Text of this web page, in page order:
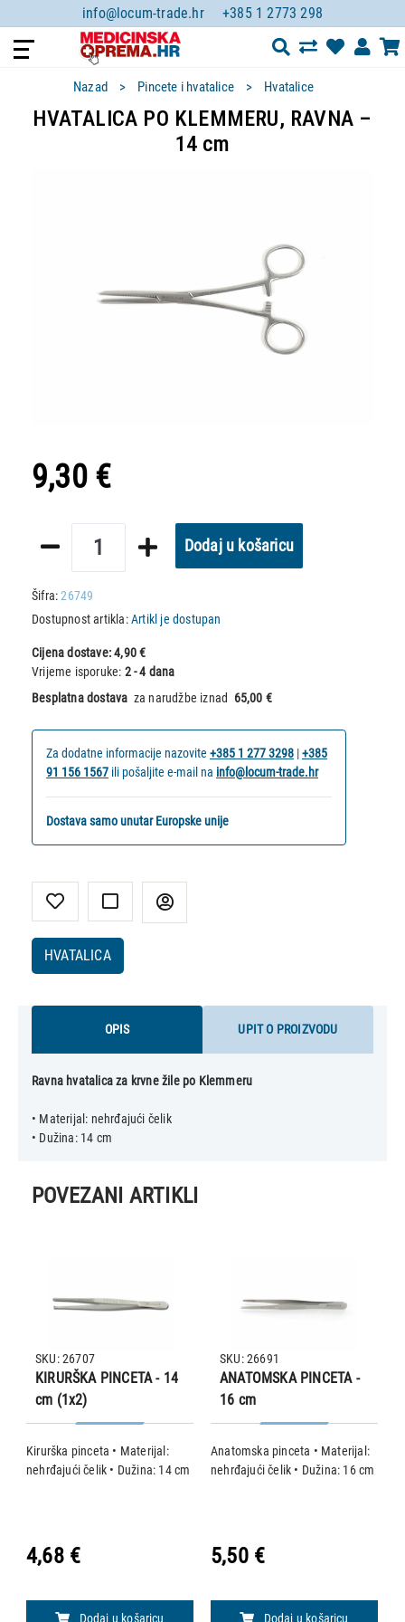
info@locum-trade.hr +385 1 2773 298
Nazad Pincete i hvatalice Hvatalice
HVATALICA PO KLEMMERU, RAVNA –
14 cm
9,30 €
Dodaj u košaricu
Šifra:26749
Dostupnost artikla:Artikl je dostupan
Cijena dostave:4,90 €
Vrijeme isporuke: 2 - 4 dana
Besplatna dostava za narudžbe iznad 65,00 €
Za dodatne informacije nazovite +385 1 277 3298 |+385
91 156 1567 ili pošaljite e-mail na info@locum-trade.hr
Dostava samo unutar Europske unije
HVATALICA
OPIS UPIT O PROIZVODU
Ravna hvatalica za krvne žile po Klemmeru
• Materijal: nehrđajući čelik
POVEZANI ARTIKLI
KIRURŠKA PINCETA - 14
cm (1x2)
Kirurška pinceta • Materijal:
nehrđajući čelik • Dužina: 14 cm
SKU: 26707
4,68 €
Dodaj u košaricu
ANATOMSKA PINCETA -
16 cm
Anatomska pinceta • Materijal:
nehrđajući čelik • Dužina: 16 cm
SKU: 26691
5,50 €
Dodaj u košaricu